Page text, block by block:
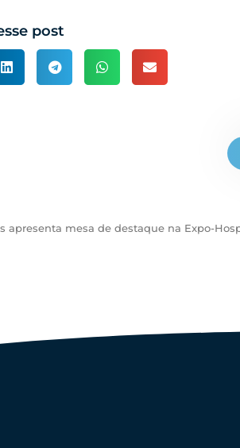
post
apresenta mesa de destaque na Expo-
Hipertensão: